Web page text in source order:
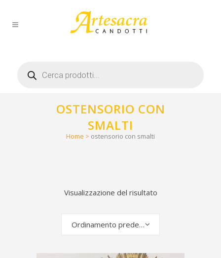
search
OSTENSORIO CON
SMALTI
Home > ostensorio con smalti
Visualizzazione del risultato
Ordinamento predefinito